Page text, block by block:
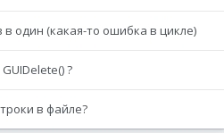
один (какая-то ошибка в цикле)
?
в файле?